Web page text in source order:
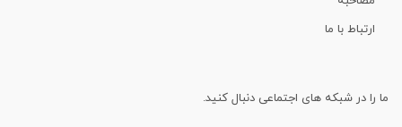
ارتباط با ما
ما را در شبکه های اجتماعی دنبال کنید.